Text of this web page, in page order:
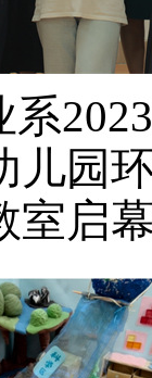
系
儿园
室启